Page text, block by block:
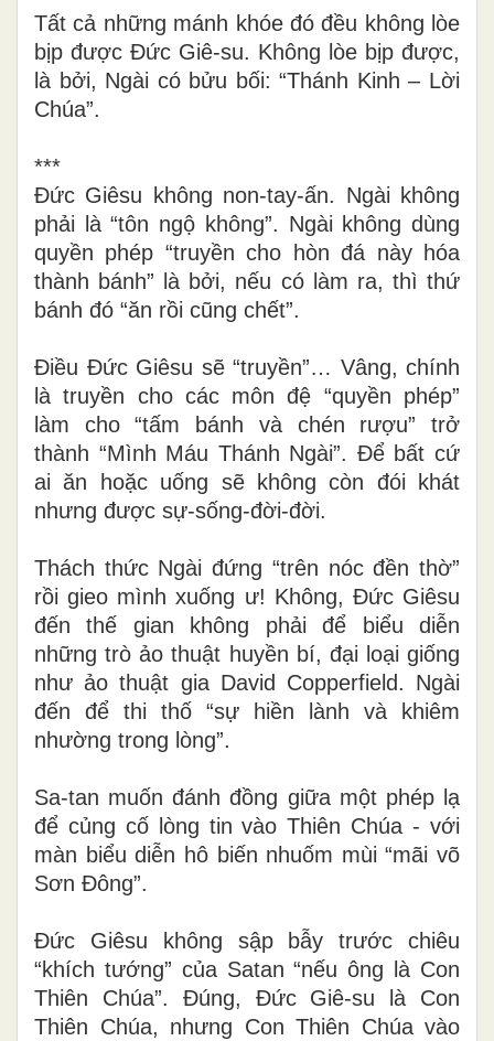
Tất cả những mánh khóe đó đều không lòe
bịp được Đức Giê-su. Không lòe bịp được,
là bởi, Ngài có bửu bối: “Thánh Kinh – Lời
Chúa”.
***
Đức Giêsu không non-tay-ấn. Ngài không
phải là “tôn ngộ không”. Ngài không dùng
quyền phép “truyền cho hòn đá này hóa
thành bánh” là bởi, nếu có làm ra, thì thứ
bánh đó “ăn rồi cũng chết”.
Điều Đức Giêsu sẽ “truyền”… Vâng, chính
là truyền cho các môn đệ “quyền phép”
làm cho “tấm bánh và chén rượu” trở
thành “Mình Máu Thánh Ngài”. Để bất cứ
ai ăn hoặc uống sẽ không còn đói khát
nhưng được sự-sống-đời-đời.
Thách thức Ngài đứng “trên nóc đền thờ”
rồi gieo mình xuống ư! Không, Đức Giêsu
đến thế gian không phải để biểu diễn
những trò ảo thuật huyền bí, đại loại giống
như ảo thuật gia David Copperfield. Ngài
đến để thi thố “sự hiền lành và khiêm
nhường trong lòng”.
Sa-tan muốn đánh đồng giữa một phép lạ
để củng cố lòng tin vào Thiên Chúa - với
màn biểu diễn hô biến nhuốm mùi “mãi võ
Sơn Đông”.
Đức Giêsu không sập bẫy trước chiêu
“khích tướng” của Satan “nếu ông là Con
Thiên Chúa”. Đúng, Đức Giê-su là Con
Thiên Chúa, nhưng Con Thiên Chúa vào